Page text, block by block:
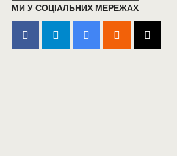
МИ У СОЦІАЛЬНИХ МЕРЕЖАХ